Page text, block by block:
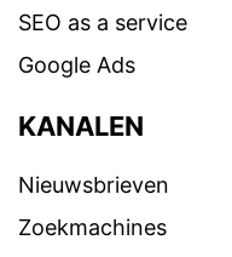
SEO as a service
Google Ads
KANALEN
Nieuwsbrieven
Zoekmachines